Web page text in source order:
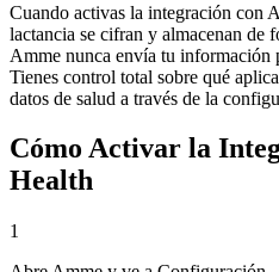
Cuando activas la integración con
lactancia se cifran y almacenan de
Amme nunca envía tu información
Tienes control total sobre qué
datos de salud a través de la
Cómo Activar la
Health
1